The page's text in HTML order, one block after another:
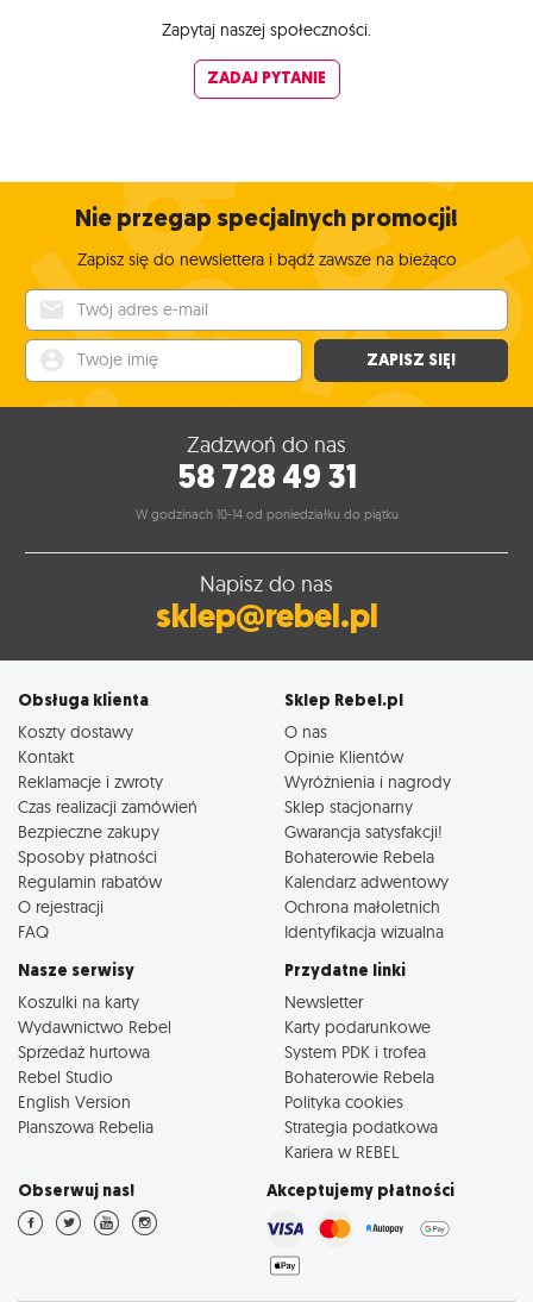
Zapytaj naszej społeczności.
ZADAJ PYTANIE
Nie przegap specjalnych promocji!
Zapisz się do newslettera i bądź zawsze na bieżąco
ZAPISZ SIĘ!
Zadzwoń do nas
58 728 49 31
W godzinach 10-14 od poniedziałku do piątku
Napisz do nas
sklep@rebel.pl
Obsługa klienta
Koszty dostawy
Kontakt
Reklamacje i zwroty
Czas realizacji zamówień
Bezpieczne zakupy
Sposoby płatności
Regulamin rabatów
O rejestracji
FAQ
Sklep Rebel.pl
O nas
Opinie Klientów
Wyróżnienia i nagrody
Sklep stacjonarny
Gwarancja satysfakcji!
Bohaterowie Rebela
Kalendarz adwentowy
Ochrona małoletnich
Identyfikacja wizualna
Nasze serwisy
Koszulki na karty
Wydawnictwo Rebel
Sprzedaż hurtowa
Rebel Studio
English Version
Planszowa Rebelia
Przydatne linki
Newsletter
Karty podarunkowe
System PDK i trofea
Bohaterowie Rebela
Polityka cookies
Strategia podatkowa
Kariera w REBEL
Obserwuj nas! Akceptujemy płatności